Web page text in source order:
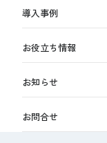
導入事例
お役立ち情報
お知らせ
お問合せ